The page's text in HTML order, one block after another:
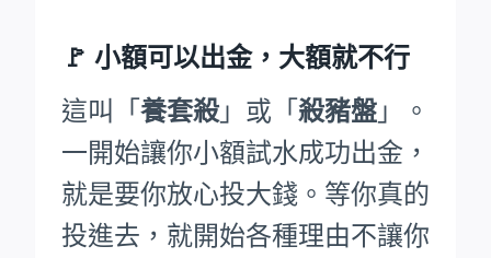
🚩 小額可以出金，大額就不行
這叫「 養套殺」或「 殺豬盤 」。
一開始讓你小額試水成功出金，
就是要你放心投大錢。等你真的
投進去，就開始各種理由不讓你